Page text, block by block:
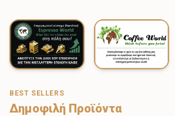
BEST SELLERS
Δημοφιλή Προϊόντα